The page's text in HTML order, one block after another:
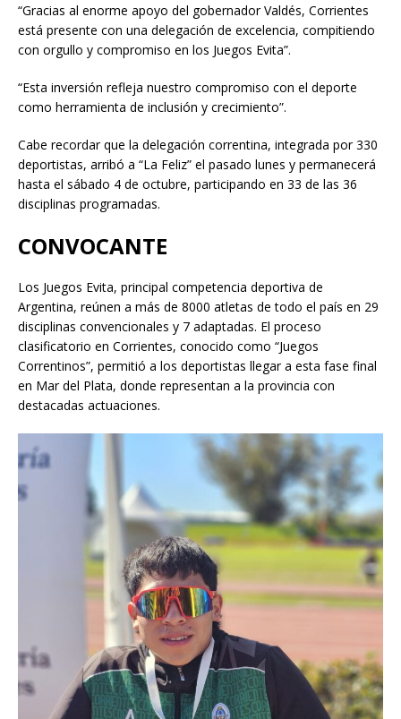
“Gracias al enorme apoyo del gobernador Valdés, Corrientes
está presente con una delegación de excelencia, compitiendo
con orgullo y compromiso en los Juegos Evita”.
“Esta inversión refleja nuestro compromiso con el deporte
como herramienta de inclusión y crecimiento”.
Cabe recordar que la delegación correntina, integrada por 330
deportistas, arribó a “La Feliz” el pasado lunes y permanecerá
hasta el sábado 4 de octubre, participando en 33 de las 36
disciplinas programadas.
CONVOCANTE
Los Juegos Evita, principal competencia deportiva de
Argentina, reúnen a más de 8000 atletas de todo el país en 29
disciplinas convencionales y 7 adaptadas. El proceso
clasificatorio en Corrientes, conocido como “Juegos
Correntinos”, permitió a los deportistas llegar a esta fase final
en Mar del Plata, donde representan a la provincia con
destacadas actuaciones.